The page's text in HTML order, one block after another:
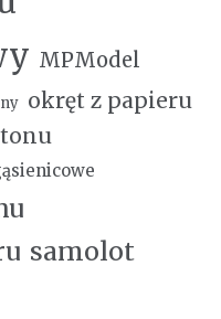
MPModel
okręt z papieru
samolot